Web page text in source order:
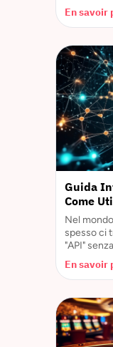
En savoir
Guida
Come
Nel
spesso ci
"API"
En savoir